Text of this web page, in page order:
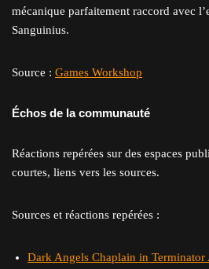
mécanique parfaitement raccord avec
Sanguinius.
Source : Games Workshop
Échos de la communauté
Réactions repérées sur des espaces
courtes, liens vers les sources.
Sources et réactions repérées :
Dark Angels Chaplain in Terminator